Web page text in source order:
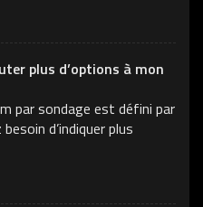
plus d’options à mon
par sondage est défini par
d’indiquer plus